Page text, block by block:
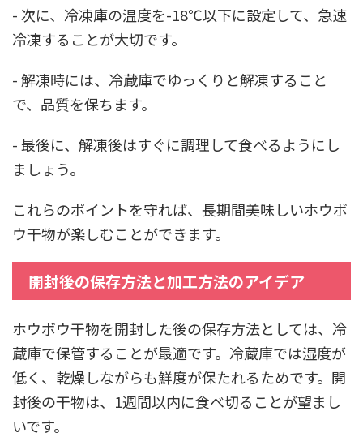
- 次に、冷凍庫の温度を-18℃以下に設定して、急速
冷凍することが大切です。
- 解凍時には、冷蔵庫でゆっくりと解凍すること
で、品質を保ちます。
- 最後に、解凍後はすぐに調理して食べるようにし
ましょう。
これらのポイントを守れば、長期間美味しいホウボ
ウ干物が楽しむことができます。
開封後の保存方法と加工方法のアイデア
ホウボウ干物を開封した後の保存方法としては、冷
蔵庫で保管することが最適です。冷蔵庫では湿度が
低く、乾燥しながらも鮮度が保たれるためです。開
封後の干物は、1週間以内に食べ切ることが望まし
いです。